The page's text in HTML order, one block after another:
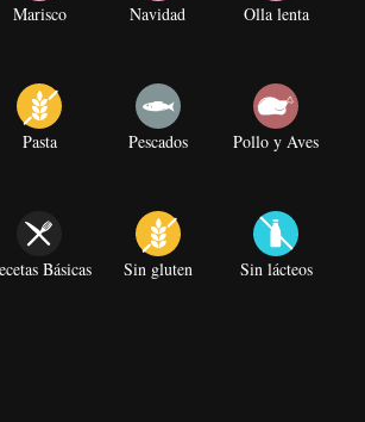
Marisco Navidad Olla lenta
Pasta Pescados Pollo y Aves
Básicas Sin gluten Sin lácteos